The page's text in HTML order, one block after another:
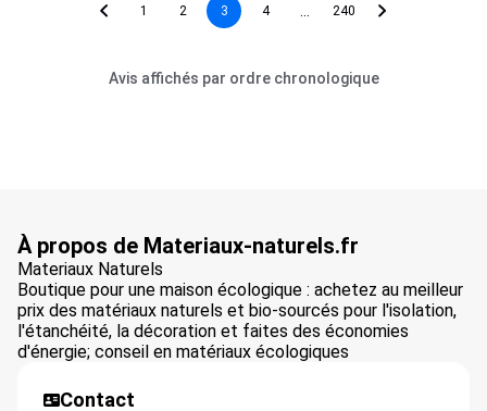
1 2 3 4 240
Avis affichés par ordre chronologique
À propos de Materiaux-naturels.fr
Materiaux Naturels
Boutique pour une maison écologique : achetez au meilleur
prix des matériaux naturels et bio-sourcés pour l'isolation,
l'étanchéité, la décoration et faites des économies
d'énergie; conseil en matériaux écologiques
Contact